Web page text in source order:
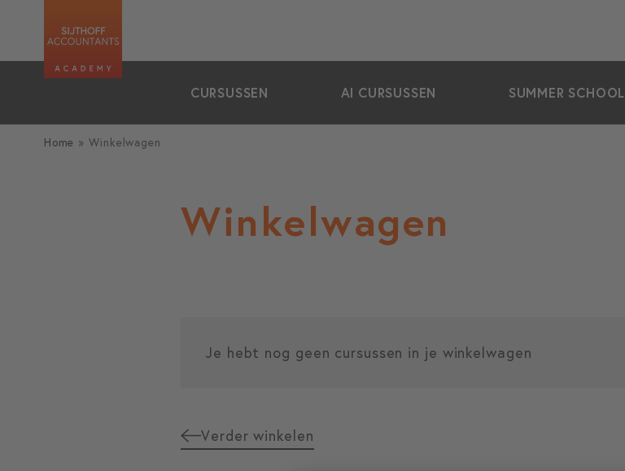
CURSUSSEN AI CURSUSSEN SUMMER SCHOOL
Home »Winkelwagen
Winkelwagen
Je hebt nog geen cursussen in je winkelwagen
Verder winkelen